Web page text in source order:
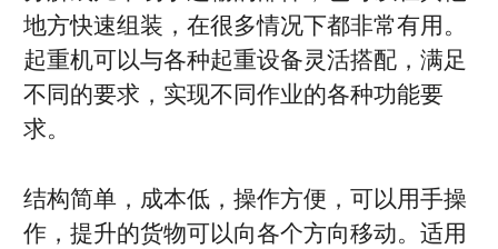
地方快速组装，在很多情况下都非常有用。
起重机可以与各种起重设备灵活搭配，满足
不同的要求，实现不同作业的各种功能要
求。
结构简单，成本低，操作方便，可以用手操
作，提升的货物可以向各个方向移动。适用